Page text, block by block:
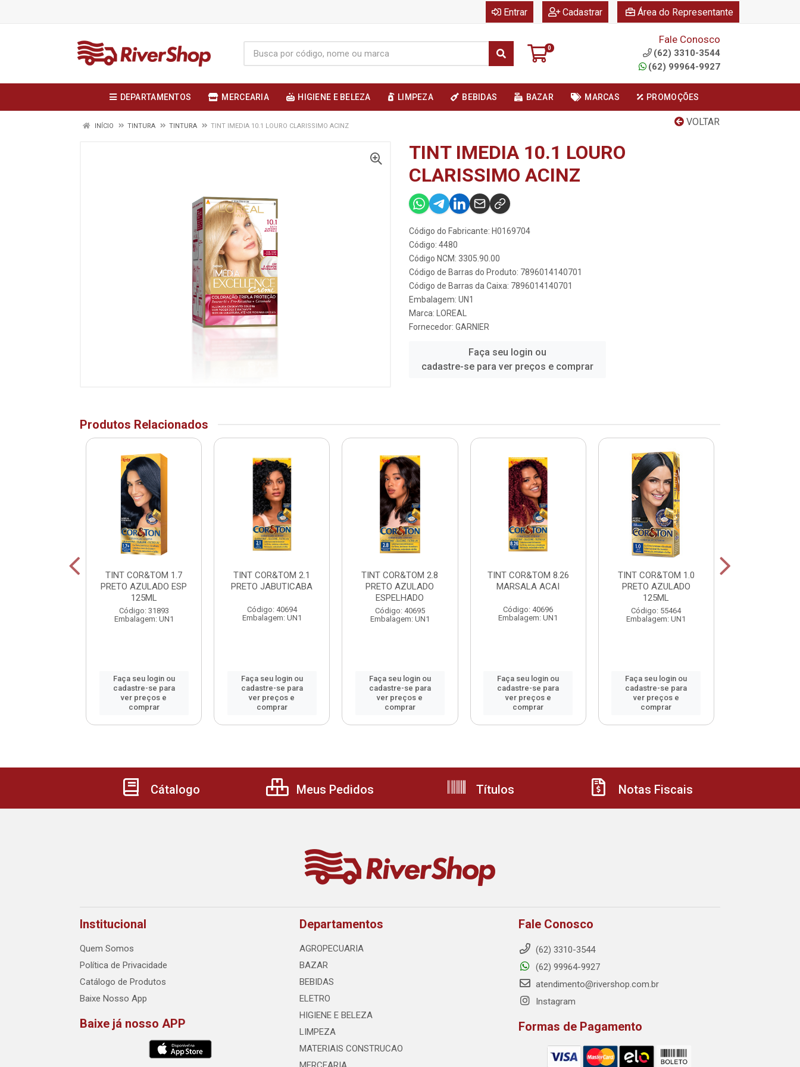
Entrar Cadastrar Área do Representante
0
Fale Conosco
(62) 3310-3544
(62) 99964-9927
DEPARTAMENTOS MERCEARIA HIGIENE E BELEZA LIMPEZA BEBIDAS BAZAR MARCAS PROMOÇÕES
VOLTAR
INÍCIO TINTURA TINTURA TINT IMEDIA 10.1 LOURO CLARISSIMO ACINZ
TINT IMEDIA 10.1 LOURO
CLARISSIMO ACINZ
Código do Fabricante: H0169704
Código: 4480
Código NCM: 3305.90.00
Código de Barras do Produto: 7896014140701
Código de Barras da Caixa: 7896014140701
Embalagem: UN1
Marca:
LOREAL
Fornecedor: GARNIER
Faça seu login ou
cadastre-se para ver preços e comprar
Produtos Relacionados
TINT COR&TOM 1.7
PRETO AZULADO ESP
125ML
Código: 31893
Embalagem: UN1
Faça seu login ou
cadastre-se para
ver preços e
comprar
TINT COR&TOM 2.1
PRETO JABUTICABA
Código: 40694
Embalagem: UN1
Faça seu login ou
cadastre-se para
ver preços e
comprar
TINT COR&TOM 2.8
PRETO AZULADO
ESPELHADO
Código: 40695
Embalagem: UN1
Faça seu login ou
cadastre-se para
ver preços e
comprar
TINT COR&TOM 8.26
MARSALA ACAI
Código: 40696
Embalagem: UN1
Faça seu login ou
cadastre-se para
ver preços e
comprar
TINT COR&TOM 1.0
PRETO AZULADO
125ML
Código: 55464
Embalagem: UN1
Faça seu login ou
cadastre-se para
ver preços e
comprar
Cátalogo Meus Pedidos Títulos Notas Fiscais
Institucional
Quem Somos
Política de Privacidade
Catálogo de Produtos
Baixe Nosso App
Baixe já nosso APP
Departamentos
AGROPECUARIA
BAZAR
BEBIDAS
ELETRO
HIGIENE E BELEZA
LIMPEZA
MATERIAIS CONSTRUCAO
Fale Conosco
(62) 3310-3544
(62) 99964-9927
atendimento@rivershop.com.br
Instagram
Formas de Pagamento